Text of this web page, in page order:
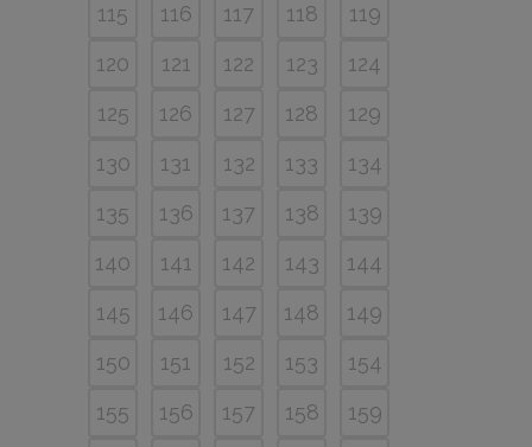
115
116 117 118
119
120
121 122 123
124
125
126 127 128
129
130
131 132 133
134
135
136 137 138
139
140
141 142 143
144
145
146 147 148
149
150
151 152 153
154
155
156 157 158
159